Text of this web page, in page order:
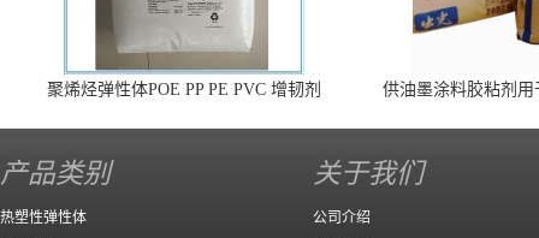
聚烯烃弹性体POE PP PE PVC 增韧剂
供油墨涂料胶粘剂
产品类别
热塑性弹性体
关于我们
公司介绍